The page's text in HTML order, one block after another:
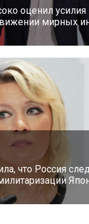
оценил
мирных
что Россия